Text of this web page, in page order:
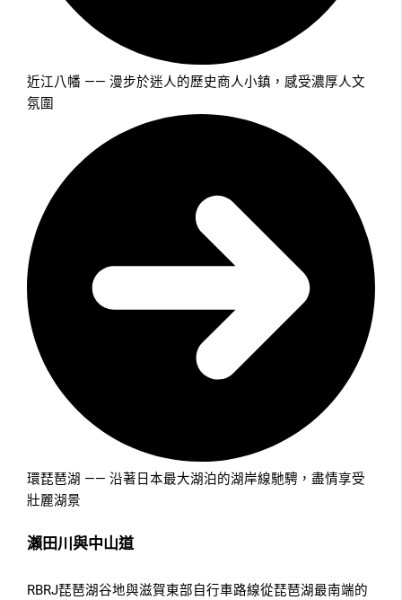
近江八幡 —— 漫步於迷人的歷史商人小鎮，感受濃厚人文
氛圍
環琵琶湖 —— 沿著日本最大湖泊的湖岸線馳騁，盡情享受
壯麗湖景
瀨田川與中山道
RBRJ琵琶湖谷地與滋賀東部自行車路線從琵琶湖最南端的